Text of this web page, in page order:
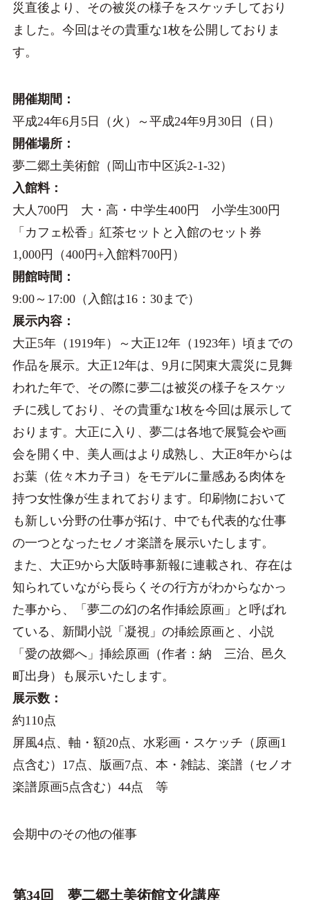
災直後より、その被災の様子をスケッチしており
ました。今回はその貴重な1枚を公開しておりま
す。
開催期間：
平成24年6月5日（火）～平成24年9月30日（日）
開催場所：
夢二郷土美術館（岡山市中区浜2-1-32）
入館料：
大人700円 大・高・中学生400円 小学生300円
「カフェ松香」紅茶セットと入館のセット券
1,000円（400円+入館料700円）
開館時間：
9:00～17:00（入館は16：30まで）
展示内容：
大正5年（1919年）～大正12年（1923年）頃までの
作品を展示。大正12年は、9月に関東大震災に見舞
われた年で、その際に夢二は被災の様子をスケッ
チに残しており、その貴重な1枚を今回は展示して
おります。大正に入り、夢二は各地で展覧会や画
会を開く中、美人画はより成熟し、大正8年からは
お葉（佐々木カ子ヨ）をモデルに量感ある肉体を
持つ女性像が生まれております。印刷物において
も新しい分野の仕事が拓け、中でも代表的な仕事
の一つとなったセノオ楽譜を展示いたします。
また、大正9から大阪時事新報に連載され、存在は
知られていながら長らくその行方がわからなかっ
た事から、「夢二の幻の名作挿絵原画」と呼ばれ
ている、新聞小説「凝視」の挿絵原画と、小説
「愛の故郷へ」挿絵原画（作者：納 三治、邑久
町出身）も展示いたします。
展示数：
約110点
屏風4点、軸・額20点、水彩画・スケッチ（原画1
点含む）17点、版画7点、本・雑誌、楽譜（セノオ
楽譜原画5点含む）44点 等
会期中のその他の催事
第34回 夢二郷土美術館文化講座